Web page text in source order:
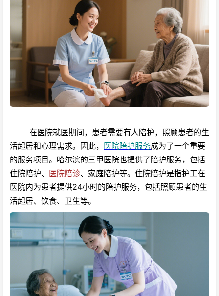
在医院就医期间，患者需要有人陪护，照顾患者的生
活起居和心理需求。因此， 医院陪护服务成为了一个重要
的服务项目。哈尔滨的三甲医院也提供了陪护服务，包括
住院陪护、 医院陪诊、家庭陪护等。住院陪护是指护工在
医院内为患者提供24小时的陪护服务，包括照顾患者的生
活起居、饮食、卫生等。